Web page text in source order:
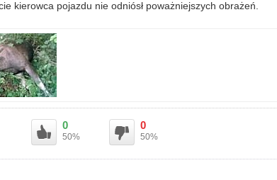
kierowca pojazdu nie odniósł poważniejszych obrażeń.
0
50%
0
50%